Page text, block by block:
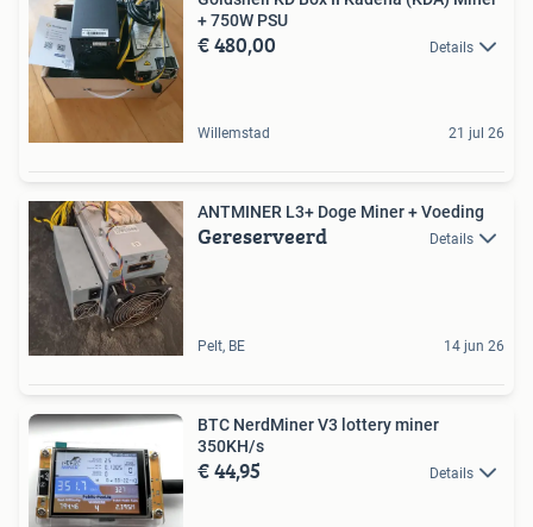
+ 750W PSU
€ 480,00 Details
Willemstad 21 jul 26
ANTMINER L3+ Doge Miner + Voeding
Gereserveerd Details
Pelt, BE 14 jun 26
BTC NerdMiner V3 lottery miner
350KH/s
€ 44,95 Details